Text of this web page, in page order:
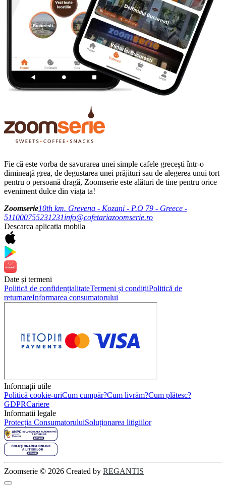
Fie că este vorba de savurarea unei simple cafele grecești într-o
dimineață grea, de degustarea unei prăjituri sau de alegerea unui tort
pentru o persoană dragă, Zoomserie este alături de tine pentru orice
eveniment dulce din viața ta!
Zoomserie10th km. Grevena - Kozani - P.O 79 - Greece -
511000755231231info@cofetariazoomserie.ro
Descarca aplicatia mobila
Date și termeni
Politică de confidențialitateTermeni și condițiiPolitică de
returnareInformarea consumatorului
Informații utile
Politică cookie-uriCum cumpăr?Cum livrăm?Cum plătesc?
GDPRCariere
Informatii legale
Protecția ConsumatoruluiSoluționarea litigiilor
Zoomserie © 2026 Created by REGANTIS